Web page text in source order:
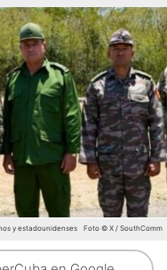
y estadounidenses Foto © X / SouthComm